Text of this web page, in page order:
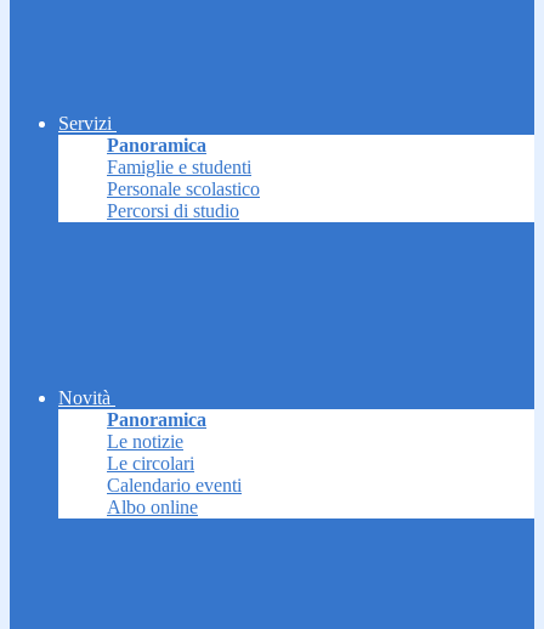
Servizi
Panoramica
Famiglie e studenti
Personale scolastico
Percorsi di studio
Novità
Panoramica
Le notizie
Le circolari
Calendario eventi
Albo online